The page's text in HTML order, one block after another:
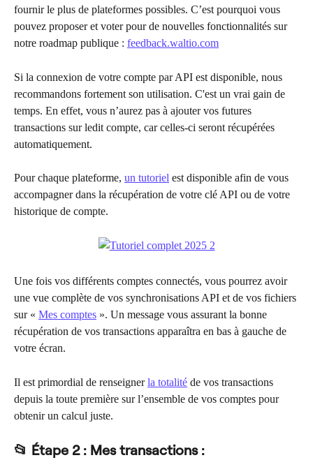
fournir le plus de plateformes possibles. C’est pourquoi vous
pouvez proposer et voter pour de nouvelles fonctionnalités sur
notre roadmap publique : feedback.waltio.com
Si la connexion de votre compte par API est disponible, nous
recommandons fortement son utilisation. C'est un vrai gain de
temps. En effet, vous n’aurez pas à ajouter vos futures
transactions sur ledit compte, car celles-ci seront récupérées
automatiquement.
Pour chaque plateforme, un tutoriel est disponible afin de vous
accompagner dans la récupération de votre clé API ou de votre
historique de compte.
Une fois vos différents comptes connectés, vous pourrez avoir
une vue complète de vos synchronisations API et de vos fichiers
sur « Mes comptes ». Un message vous assurant la bonne
récupération de vos transactions apparaîtra en bas à gauche de
votre écran.
Il est primordial de renseigner la totalité de vos transactions
depuis la toute première sur l’ensemble de vos comptes pour
obtenir un calcul juste.
📂 Étape 2 : Mes transactions :